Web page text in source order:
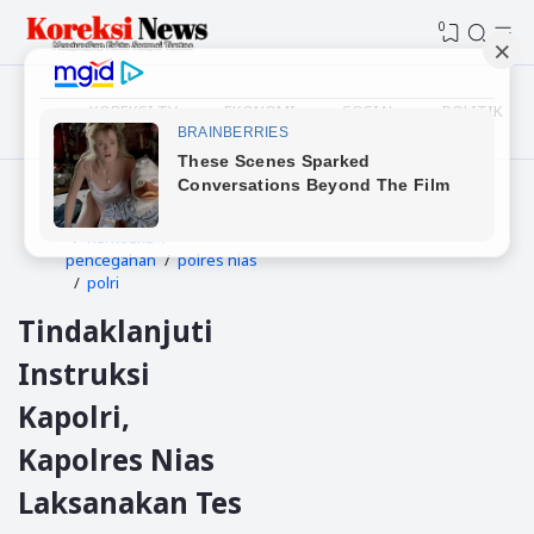
0
KOREKSI TV EKONOMI SOSIAL POLITIK
Beranda
gunungsitoli
narkotika
pencegahan
polres nias
polri
Tindaklanjuti
Instruksi
Kapolri,
Kapolres Nias
Laksanakan Tes